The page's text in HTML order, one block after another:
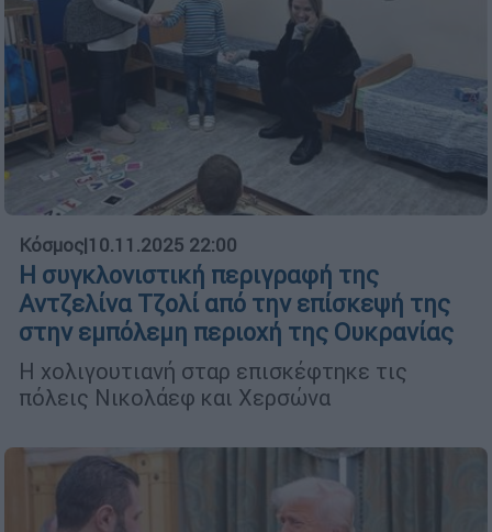
Κόσμος|10.11.2025 22:00
Η συγκλονιστική περιγραφή της
Αντζελίνα Τζολί από την επίσκεψή της
στην εμπόλεμη περιοχή της Ουκρανίας
Η χολιγουτιανή σταρ επισκέφτηκε τις
πόλεις Νικολάεφ και Χερσώνα